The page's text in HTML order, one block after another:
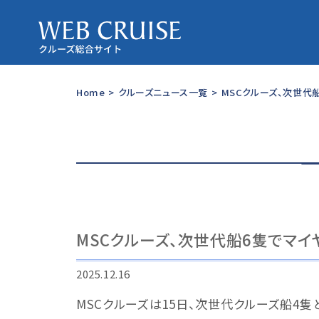
Home > クルーズニュース一覧 > MSCクルーズ、次世
MSCクルーズ、次世代船6隻でマ
2025.12.16
MSCクルーズは15日、次世代クルーズ船4隻